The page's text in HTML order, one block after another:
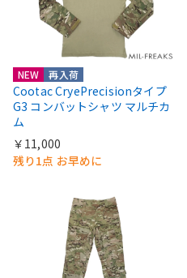
NEW 再入荷
Cootac CryePrecisionタイプ
G3 コンバットシャツ マルチカ
ム
￥11,000
残り1点 お早めに